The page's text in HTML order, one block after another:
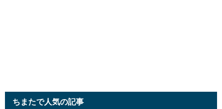
ちまたで人気の記事